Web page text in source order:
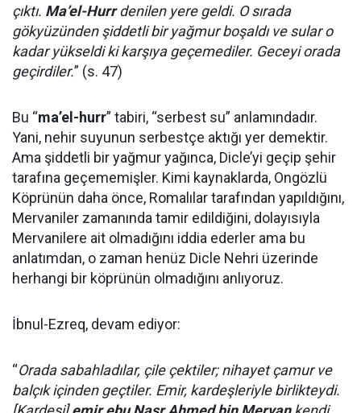
çıktı. Ma’el-Hurrdenilen yere geldi. O sırada
gökyüzünden şiddetli bir yağmur boşaldı ve sular o
kadar yükseldi ki karşıya geçemediler. Geceyi orada
geçirdiler.” (s. 47)
Bu “ma’el-hurr” tabiri, “serbest su” anlamındadır.
Yani, nehir suyunun serbestçe aktığı yer demektir.
Ama şiddetli bir yağmur yağınca, Dicle’yi geçip şehir
tarafına geçememişler. Kimi kaynaklarda, Ongözlü
Köprünün daha önce, Romalılar tarafından yapıldığını,
Mervaniler zamanında tamir edildiğini, dolayısıyla
Mervanilere ait olmadığını iddia ederler ama bu
anlatımdan, o zaman henüz Dicle Nehri üzerinde
herhangi bir köprünün olmadığını anlıyoruz.
İbnul-Ezreq, devam ediyor:
“Orada sabahladılar, çile çektiler; nihayet çamur ve
balçık içinden geçtiler. Emir, kardeşleriyle birlikteydi.